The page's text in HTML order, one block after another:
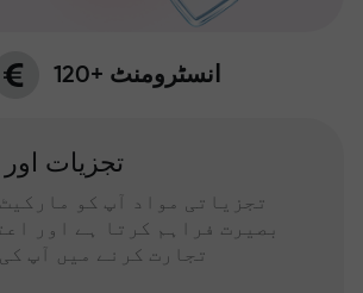
120+ انسٹرومنٹ
تجزیات
تجزیاتی مواد آپ کو
بصیرت فراہم کرتا ہے اور
تجارت کرنے میں آپ